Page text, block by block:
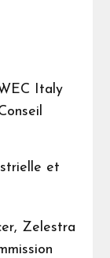
Italy
et
Zelestra